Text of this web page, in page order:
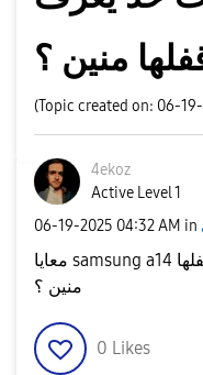
منين ؟
(Topic created on: 06-
4ekoz
Active Level 1
‎06-19-2025 04:32 AM in
معايا samsung a14 كل شويه يجيب اعلانات حد يعرف اقفلها
منين ؟
0 Likes